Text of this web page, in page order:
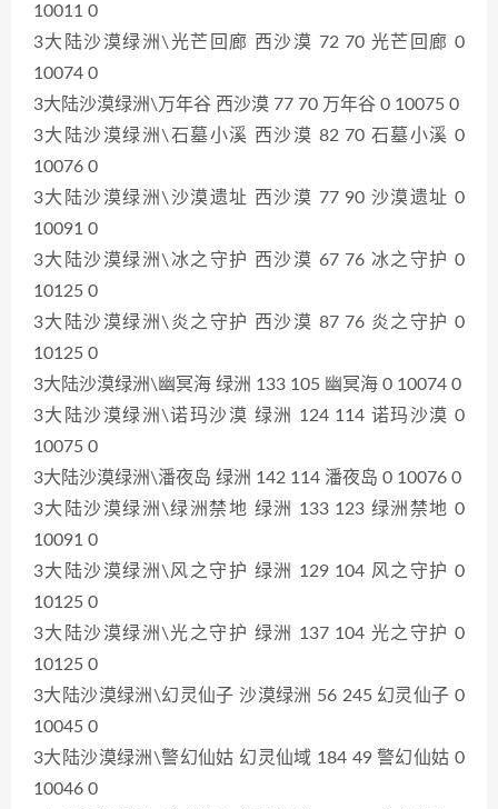
10011 0
3大陆沙漠绿洲\光芒回廊 西沙漠 72 70 光芒回廊 0
10074 0
3大陆沙漠绿洲\万年谷 西沙漠 77 70 万年谷 0 10075 0
3大陆沙漠绿洲\石墓小溪 西沙漠 82 70 石墓小溪 0
10076 0
3大陆沙漠绿洲\沙漠遗址 西沙漠 77 90 沙漠遗址 0
10091 0
3大陆沙漠绿洲\冰之守护 西沙漠 67 76 冰之守护 0
10125 0
3大陆沙漠绿洲\炎之守护 西沙漠 87 76 炎之守护 0
10125 0
3大陆沙漠绿洲\幽冥海 绿洲 133 105 幽冥海 0 10074 0
3大陆沙漠绿洲\诺玛沙漠 绿洲 124 114 诺玛沙漠 0
10075 0
3大陆沙漠绿洲\潘夜岛 绿洲 142 114 潘夜岛 0 10076 0
3大陆沙漠绿洲\绿洲禁地 绿洲 133 123 绿洲禁地 0
10091 0
3大陆沙漠绿洲\风之守护 绿洲 129 104 风之守护 0
10125 0
3大陆沙漠绿洲\光之守护 绿洲 137 104 光之守护 0
10125 0
3大陆沙漠绿洲\幻灵仙子 沙漠绿洲 56 245 幻灵仙子 0
10045 0
3大陆沙漠绿洲\警幻仙姑 幻灵仙域 184 49 警幻仙姑 0
10046 0